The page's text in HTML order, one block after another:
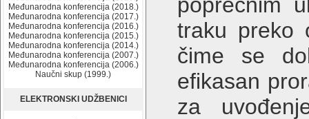
Međunarodna konferencija (2018.)
Međunarodna konferencija (2017.)
Međunarodna konferencija (2016.)
Međunarodna konferencija (2015.)
Međunarodna konferencija (2014.)
Međunarodna konferencija (2007.)
Međunarodna konferencija (2006.)
Naučni skup (1999.)
ELEKTRONSKI UDŽBENICI
traku preko
čime se
efikasan
za